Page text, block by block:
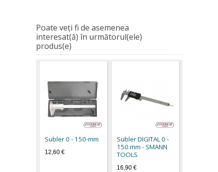
Poate veţi fi de asemenea
interesat(ă) în următorul(ele)
produs(e)
Subler 0 - 150-mm
12,60 €
Subler DIGITAL 0 -
150.mm - SMANN
TOOLS
16,90 €